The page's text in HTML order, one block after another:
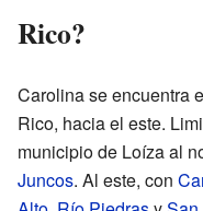
Rico?
Carolina se encuentra
Rico, hacia el este.
municipio de Loíza al
Juncos. Al este, con